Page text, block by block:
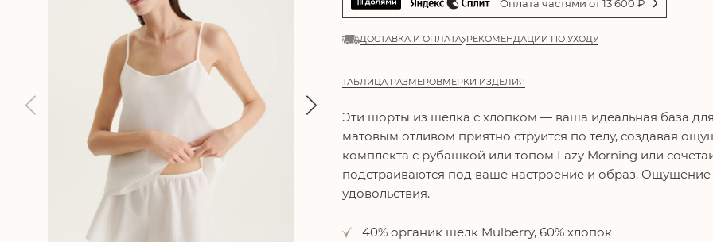
Оплата частями от13 600 ₽
ДОСТАВКА И ОПЛАТА РЕКОМЕНДАЦИИ ПО УХОДУ
ТАБЛИЦА РАЗМЕРОВМЕРКИ ИЗДЕЛИЯ
Эти шорты из шелка с хлопком — ваша идеальная база
матовым отливом приятно струится по телу, создавая
комплекта с рубашкой или топом Lazy Morning или
подстраиваются под ваше настроение и образ.
удовольствия.
40% органик шелк Mulberry, 60% хлопок